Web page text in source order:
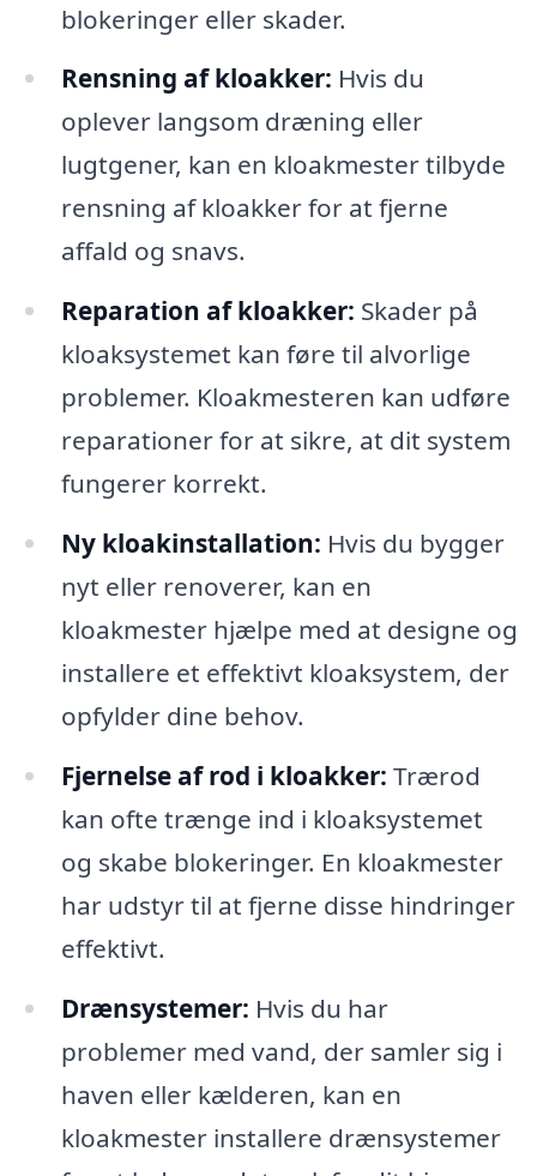
blokeringer eller skader.
Rensning af kloakker: Hvis du
oplever langsom dræning eller
lugtgener, kan en kloakmester tilbyde
rensning af kloakker for at fjerne
affald og snavs.
Reparation af kloakker: Skader på
kloaksystemet kan føre til alvorlige
problemer. Kloakmesteren kan udføre
reparationer for at sikre, at dit system
fungerer korrekt.
Ny kloakinstallation: Hvis du bygger
nyt eller renoverer, kan en
kloakmester hjælpe med at designe og
installere et effektivt kloaksystem, der
opfylder dine behov.
Fjernelse af rod i kloakker: Trærod
kan ofte trænge ind i kloaksystemet
og skabe blokeringer. En kloakmester
har udstyr til at fjerne disse hindringer
effektivt.
Drænsystemer: Hvis du har
problemer med vand, der samler sig i
haven eller kælderen, kan en
kloakmester installere drænsystemer